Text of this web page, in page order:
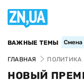
ВАЖНЫЕ ТЕМЫ Смена
ГЛАВНАЯ ПОЛИТИКА
НОВЫЙ